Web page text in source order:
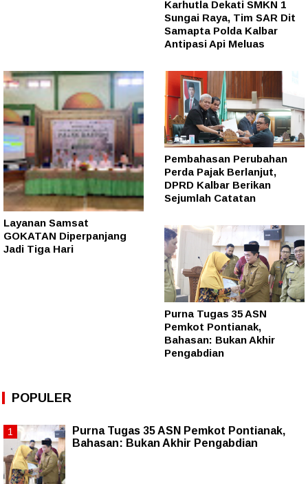
Karhutla Dekati SMKN 1
Sungai Raya, Tim SAR Dit
Samapta Polda Kalbar
Antipasi Api Meluas
Layanan Samsat
GOKATAN Diperpanjang
Jadi Tiga Hari
Pembahasan Perubahan
Perda Pajak Berlanjut,
DPRD Kalbar Berikan
Sejumlah Catatan
Purna Tugas 35 ASN
Pemkot Pontianak,
Bahasan: Bukan Akhir
Pengabdian
POPULER
Purna Tugas 35 ASN Pemkot Pontianak,
Bahasan: Bukan Akhir Pengabdian